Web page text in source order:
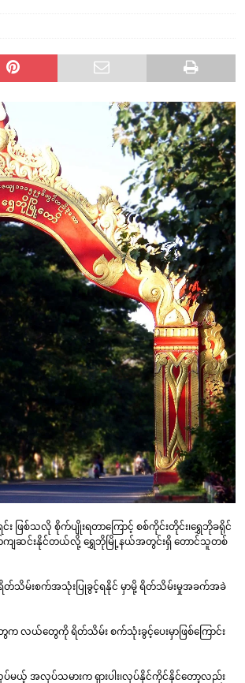
ဖြစ်သလို စိုက်ပျိုးရတာကြောင့် စစ်ကိုင်းတိုင်း၊ရွှေဘိုခရိုင်
ကျဆင်းနိုင်တယ်လို့ ရွှေဘိုမြို့နယ်အတွင်းရှိ တောင်သူတစ်
ရိတ်သိမ်းစက်အသုံးပြုခွင့်ရနိုင် မှာမို့ ရိတ်သိမ်းမှုအခက်အခဲ
တွေကို ရိတ်သိမ်း စက်သုံးခွင့်ပေးမှာဖြစ်ကြောင်း
မယ့် အလုပ်သမားက ရှားပါး၊လုပ်နိုင်ကိုင်နိုင်တော့လည်း